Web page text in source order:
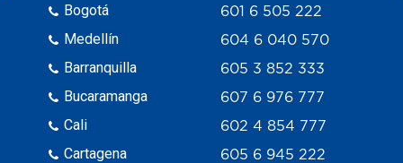
Bogotá
Medellín
Barranquilla
Bucaramanga
Cali
Cartagena
601 6 505 222
604 6 040 570
605 3 852 333
607 6 976 777
602 4 854 777
605 6 945 222